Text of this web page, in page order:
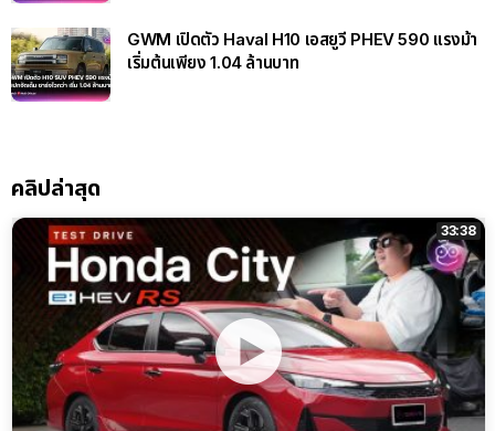
GWM เปิดตัว Haval H10 เอสยูวี PHEV 590 แรงม้า
เริ่มต้นเพียง 1.04 ล้านบาท
คลิปล่าสุด
33:38